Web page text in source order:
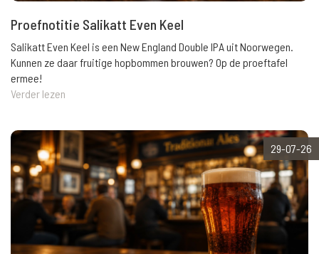
Proefnotitie Salikatt Even Keel
Salikatt Even Keel is een New England Double IPA uit Noorwegen.
Kunnen ze daar fruitige hopbommen brouwen? Op de proeftafel
ermee!
Verder lezen
29-07-26